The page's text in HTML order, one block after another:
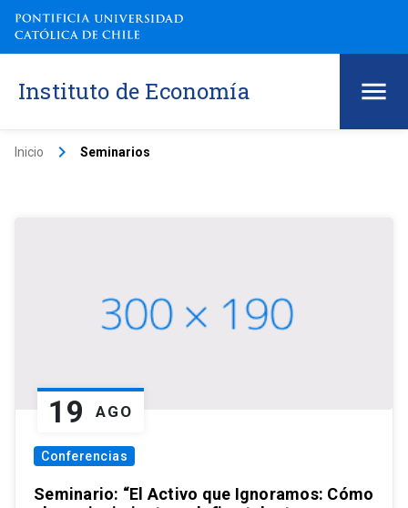
Instituto de Economía
Inicio keyboard_arrow_right Seminarios
19 AGO
Conferencias
Seminario: “El Activo que Ignoramos: Cómo